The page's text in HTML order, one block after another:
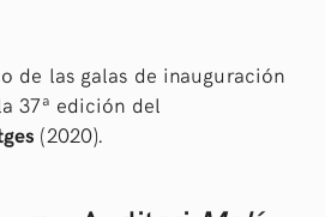
de las galas de inauguración
37ª edición del
(2020).